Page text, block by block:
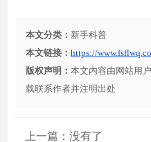
本文分类： 新手科普
本文链接： https://
版权声明： 本文内容由网站用
载联系作者并注明出处
上一篇：没有了